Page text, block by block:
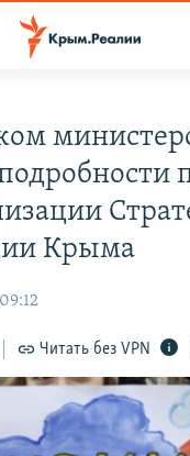
КРЫМА
Крыма
Читать без VPN